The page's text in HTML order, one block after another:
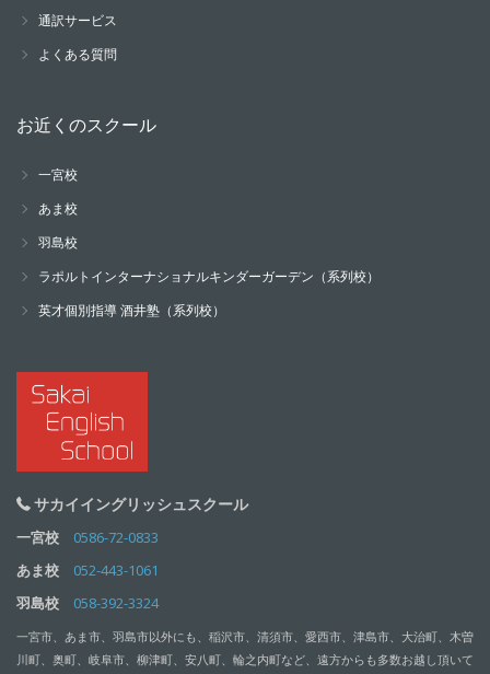
通訳サービス
よくある質問
お近くのスクール
一宮校
あま校
羽島校
ラポルトインターナショナルキンダーガーデン（系列校）
英才個別指導 酒井塾（系列校）
サカイイングリッシュスクール
一宮校
0586-72-0833
あま校
052-443-1061
羽島校
058-392-3324
一宮市、あま市、羽島市以外にも、稲沢市、清須市、愛西市、津島市、大治町、木曽
川町、奥町、岐阜市、柳津町、安八町、輪之内町など、遠方からも多数お越し頂いて